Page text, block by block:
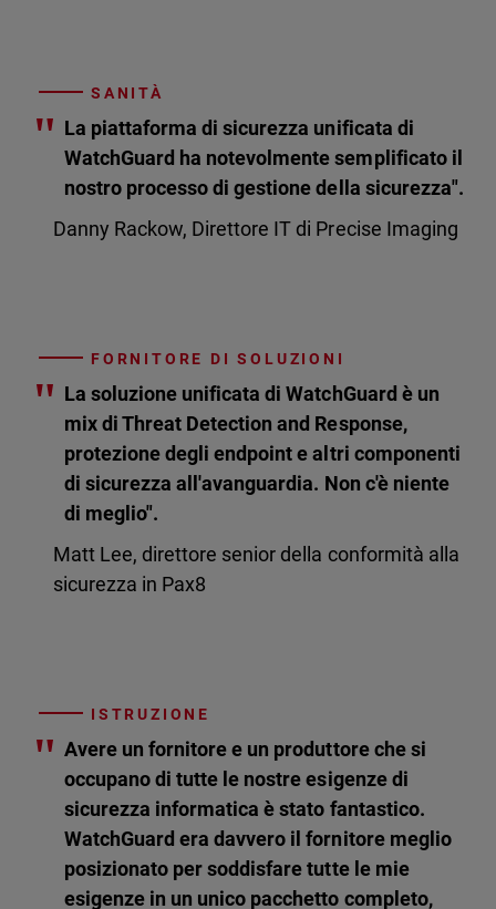
SANITÀ
" La piattaforma di sicurezza unificata di
WatchGuard ha notevolmente semplificato il
nostro processo di gestione della sicurezza".
Danny Rackow, Direttore IT di Precise Imaging
FORNITORE DI SOLUZIONI
" La soluzione unificata di WatchGuard è un
mix di Threat Detection and Response,
protezione degli endpoint e altri componenti
di sicurezza all'avanguardia. Non c'è niente
di meglio".
Matt Lee, direttore senior della conformità alla
sicurezza in Pax8
ISTRUZIONE
" Avere un fornitore e un produttore che si
occupano di tutte le nostre esigenze di
sicurezza informatica è stato fantastico.
WatchGuard era davvero il fornitore meglio
posizionato per soddisfare tutte le mie
esigenze in un unico pacchetto completo,